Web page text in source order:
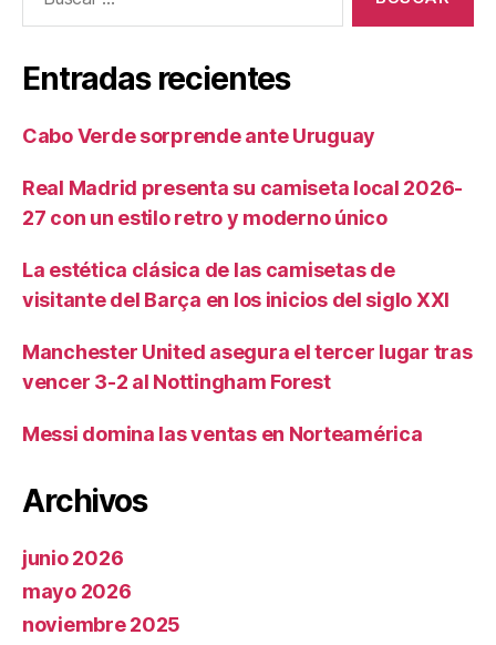
Entradas recientes
Cabo Verde sorprende ante Uruguay
Real Madrid presenta su camiseta local 2026-
27 con un estilo retro y moderno único
La estética clásica de las camisetas de
visitante del Barça en los inicios del siglo XXI
Manchester United asegura el tercer lugar tras
vencer 3-2 al Nottingham Forest
Messi domina las ventas en Norteamérica
Archivos
junio 2026
mayo 2026
noviembre 2025